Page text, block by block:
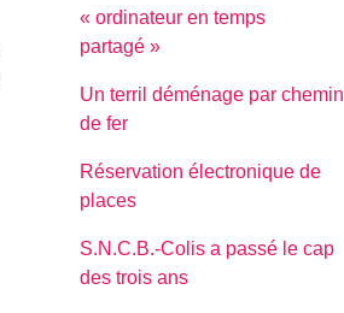
« ordinateur en temps
partagé »
Un terril déménage par chemin
de fer
Réservation électronique de
places
S.N.C.B.-Colis a passé le cap
des trois ans